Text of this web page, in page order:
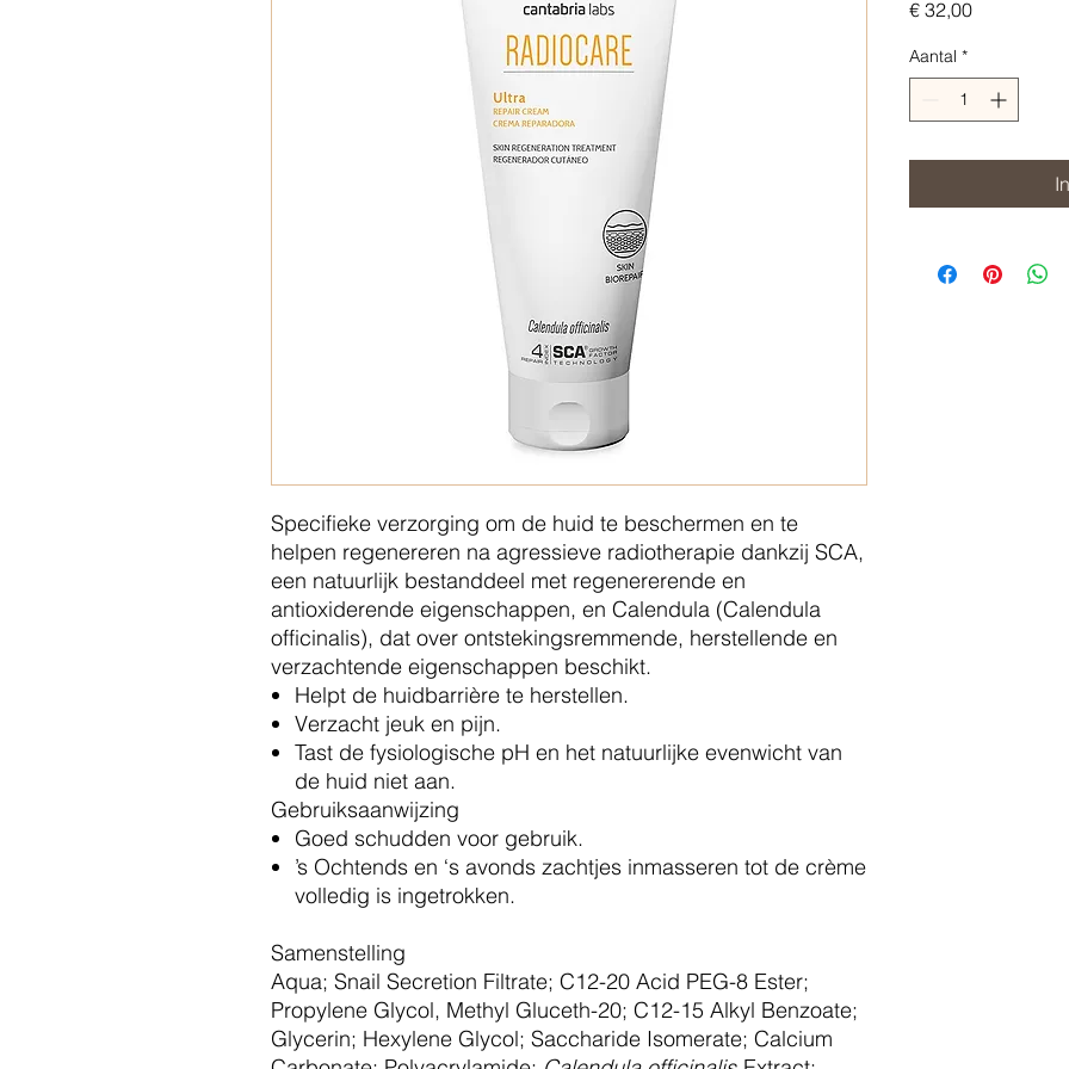
Specifieke verzorging om de huid te beschermen en te
helpen regenereren na agressieve radiotherapie dankzij SCA,
een natuurlijk bestanddeel met regenererende en
antioxiderende eigenschappen, en Calendula (Calendula
officinalis), dat over ontstekingsremmende, herstellende en
verzachtende eigenschappen beschikt.
Helpt de huidbarrière te herstellen.
Verzacht jeuk en pijn.
Tast de fysiologische pH en het natuurlijke evenwicht van
de huid niet aan.
Gebruiksaanwijzing
Goed schudden voor gebruik.
’s Ochtends en ‘s avonds zachtjes inmasseren tot de crème
volledig is ingetrokken.
Samenstelling
Aqua; Snail Secretion Filtrate; C12-20 Acid PEG-8 Ester;
Propylene Glycol, Methyl Gluceth-20; C12-15 Alkyl Benzoate;
Glycerin; Hexylene Glycol; Saccharide Isomerate; Calcium
€ 32,00Prijs
Aantal *